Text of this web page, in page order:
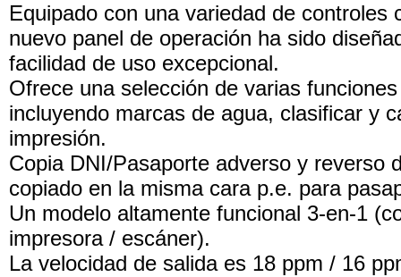
Equipado con una variedad de controles
nuevo panel de operación ha sido
facilidad de uso excepcional.
Ofrece una selección de varias
incluyendo marcas de agua, clasificar y
impresión.
Copia DNI/Pasaporte adverso y reverso
copiado en la misma cara p.e. para
Un modelo altamente funcional 3-en-1
impresora / escáner).
La velocidad de salida es 18 ppm / 16